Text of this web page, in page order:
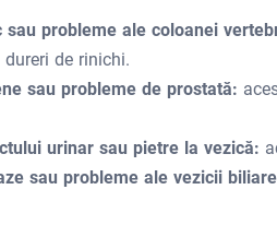
sau probleme ale coloanei
de rinichi.
sau probleme de prostată:
urinar sau pietre la vezică:
sau probleme ale vezicii